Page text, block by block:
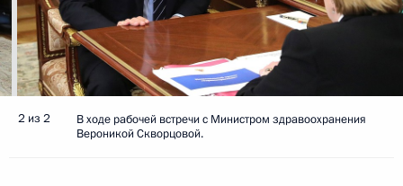
2 из 2
В ходе рабочей встречи с Министром здравоохранения
Вероникой Скворцовой.